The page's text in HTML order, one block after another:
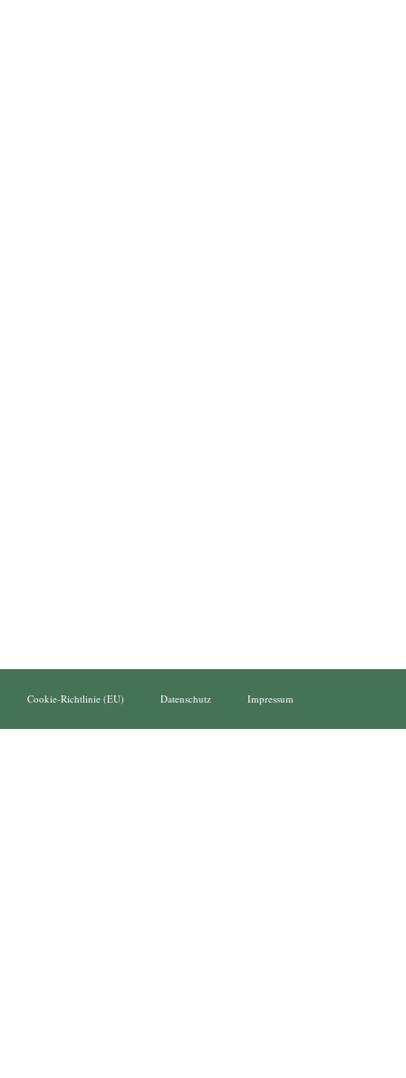
Cookie-Richtlinie (EU) Datenschutz Impressum